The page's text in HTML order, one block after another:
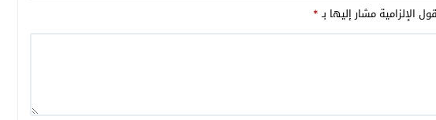
الإلزامية مشار إليها بـ*